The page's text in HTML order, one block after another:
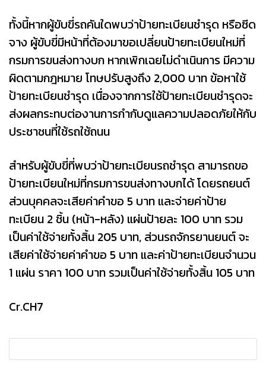
ทั้งนี้หากผู้ขับขี่รถคันใดพบว่าป้ายทะเบียนชำรุด หรือซีด
จาง ผู้ขับขี่มีหน้าที่ต้องมาขอเปลี่ยนป้ายทะเบียนใหม่ที่
กรมการขนส่งทางบก หากเพิกเฉยไม่ดำเนินการ มีความ
ผิดตามกฎหมาย โทษปรับสูงถึง 2,000 บาท ข้อหาใช้
ป้ายทะเบียนชำรุด เนื่องจากการใช้ป้ายทะเบียนชำรุดจะ
ส่งผลกระทบต่องานการกำกับดูแลความปลอดภัยให้กับ
ประชาชนที่ใช้รถใช้ถนน
สำหรับผู้ขับขี่ที่พบว่าป้ายทะเบียนรถชำรุด สามารถขอ
ป้ายทะเบียนใหม่ที่กรมการขนส่งทางบกได้ โดยรถยนต์
ส่วนบุคคลจะเสียค่าคำขอ 5 บาท และจ่ายค่าป้าย
ทะเบียน 2 ชิ้น (หน้า-หลัง) แผ่นป้ายละ 100 บาท รวม
เป็นค่าใช้จ่ายทั้งสิ้น 205 บาท, ส่วนรถจักรยานยนต์ จะ
เสียค่าใช้จ่ายค่าคำขอ 5 บาท และค่าป้ายทะเบียนจำนวน
1 แผ่น ราคา 100 บาท รวมเป็นค่าใช้จ่ายทั้งสิ้น 105 บาท
Cr.CH7